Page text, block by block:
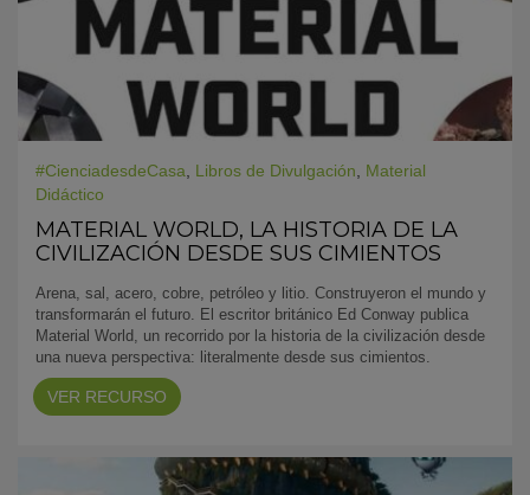
#CienciadesdeCasa Libros de Divulgación
Material
Didáctico
MATERIAL WORLD, LA HISTORIA DE LA
CIVILIZACIÓN DESDE SUS CIMIENTOS
Arena, sal, acero, cobre, petróleo y litio. Construyeron el mundo y
transformarán el futuro. El escritor británico Ed Conway publica
Material World, un recorrido por la historia de la civilización desde
una nueva perspectiva: literalmente desde sus cimientos.
VER RECURSO